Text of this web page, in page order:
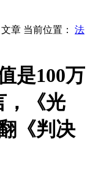
章 当前位置： 法
是100万
，《光
《判决